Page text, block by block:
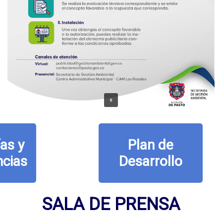
Plan de
Desarrollo
SALA DE PRENSA